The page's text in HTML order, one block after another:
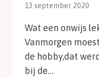
13 september 2020
Wat een onwijs
Vanmorgen
de hobby,dat
bij de…